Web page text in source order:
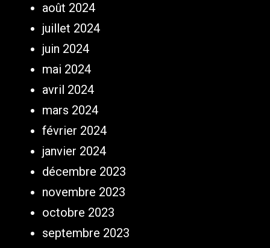
août 2024
juillet 2024
juin 2024
mai 2024
avril 2024
mars 2024
février 2024
janvier 2024
décembre 2023
novembre 2023
octobre 2023
septembre 2023